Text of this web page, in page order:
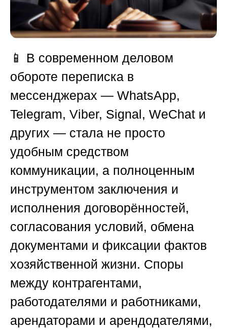
📱 В современном деловом
обороте переписка в
мессенджерах — WhatsApp,
Telegram, Viber, Signal, WeChat и
других — стала не просто
удобным средством
коммуникации, а полноценным
инструментом заключения и
исполнения договорённостей,
согласования условий, обмена
документами и фиксации фактов
хозяйственной жизни. Споры
между контрагентами,
работодателями и работниками,
арендаторами и арендодателями,